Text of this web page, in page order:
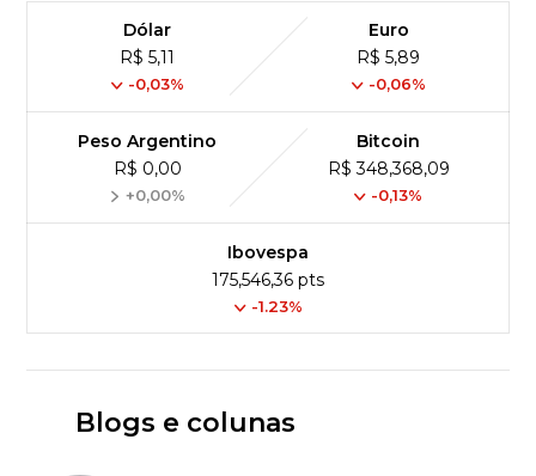
Dólar
R$ 5,11
-0,03%
Euro
R$ 5,89
-0,06%
Peso Argentino
R$ 0,00
+0,00%
Bitcoin
R$ 348,368,09
-0,13%
Ibovespa
175,546,36 pts
-1.23%
Blogs e colunas